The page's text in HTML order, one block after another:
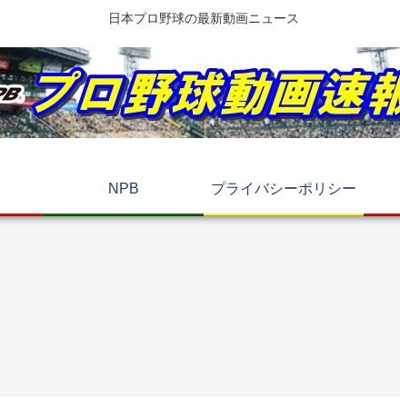
日本プロ野球の最新動画ニュース
NPB プライバシーポリシー